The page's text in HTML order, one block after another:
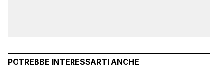
POTREBBE INTERESSARTI ANCHE